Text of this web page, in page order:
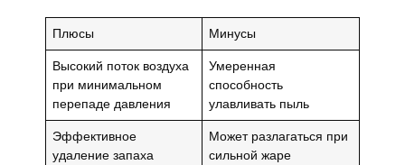
Плюсы Минусы
Высокий поток воздуха
при минимальном
перепаде давления
Умеренная
способность
улавливать пыль
Эффективное
удаление запаха
Может разлагаться при
сильной жаре